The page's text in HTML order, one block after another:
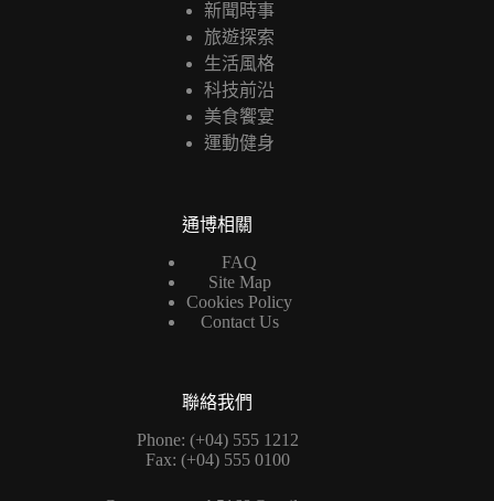
新聞時事
旅遊探索
生活風格
科技前沿
美食饗宴
運動健身
通博相關
FAQ
Site Map
Cookies Policy
Contact Us
聯絡我們
Phone: (+04) 555 1212
Fax: (+04) 555 0100